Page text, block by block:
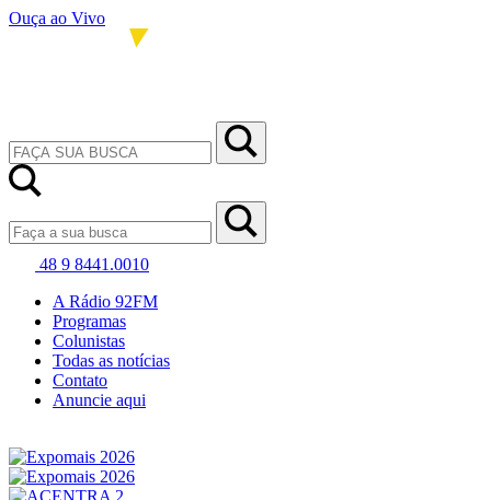
Ouça ao Vivo
48 9 8441.0010
A Rádio 92FM
Programas
Colunistas
Todas as notícias
Contato
Anuncie aqui